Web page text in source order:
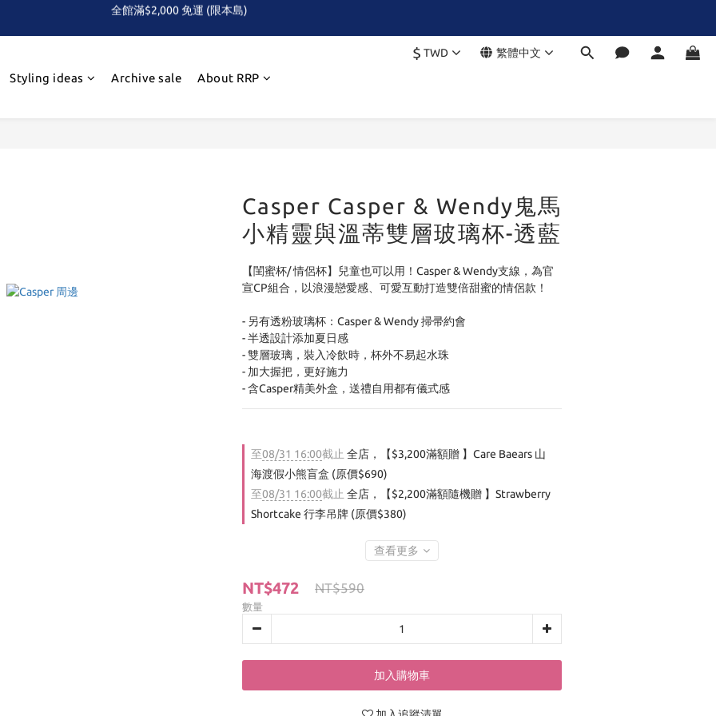
全館滿$2,000 免運 (限本島)
下單即贈！Care Bears 三色熊頭 便利貼組(隨機)
$ TWD 繁體中文
Styling ideas Archive sale About RRP
Casper Casper & Wendy鬼馬
小精靈與溫蒂雙層玻璃杯-透藍
【閨蜜杯/ 情侶杯】兒童也可以用！Casper & Wendy支線，為官
宣CP組合，以浪漫戀愛感、可愛互動打造雙倍甜蜜的情侶款！
- 另有透粉玻璃杯：Casper & Wendy 掃帚約會
- 半透設計添加夏日感
- 雙層玻璃，裝入冷飲時，杯外不易起水珠
- 加大握把，更好施力
- 含Casper精美外盒，送禮自用都有儀式感
至08/31 16:00截止 全店，【$3,200滿額贈 】Care Baears 山
海渡假小熊盲盒 (原價$690)
至08/31 16:00截止 全店，【$2,200滿額隨機贈 】Strawberry
Shortcake 行李吊牌 (原價$380)
查看更多
NT$472 NT$590
數量
加入購物車